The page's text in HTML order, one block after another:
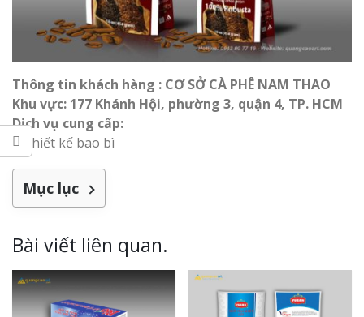
Thông tin khách hàng : CƠ SỞ CÀ PHÊ NAM THAO
Khu vực: 177 Khánh Hội, phường 3, quận 4, TP. HCM
Dịch vụ cung cấp:
– Thiết kế bao bì
Mục lục
Bài viết liên quan.